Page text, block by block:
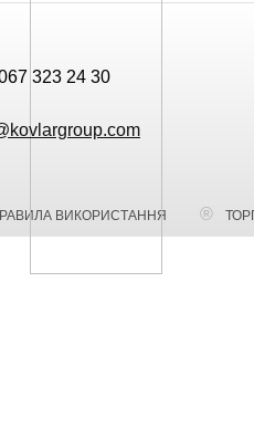
323 24 30
ВИКОРИСТАННЯ